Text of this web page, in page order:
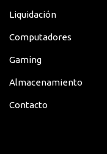
Liquidación
Computadores
Gaming
Almacenamiento
Contacto